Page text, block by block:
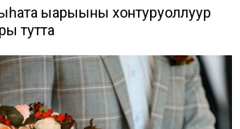
ыарыыны хонтуруоллуур
тутта